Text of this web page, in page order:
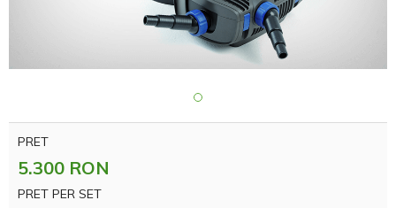
PRET
5.300 RON
PRET PER SET